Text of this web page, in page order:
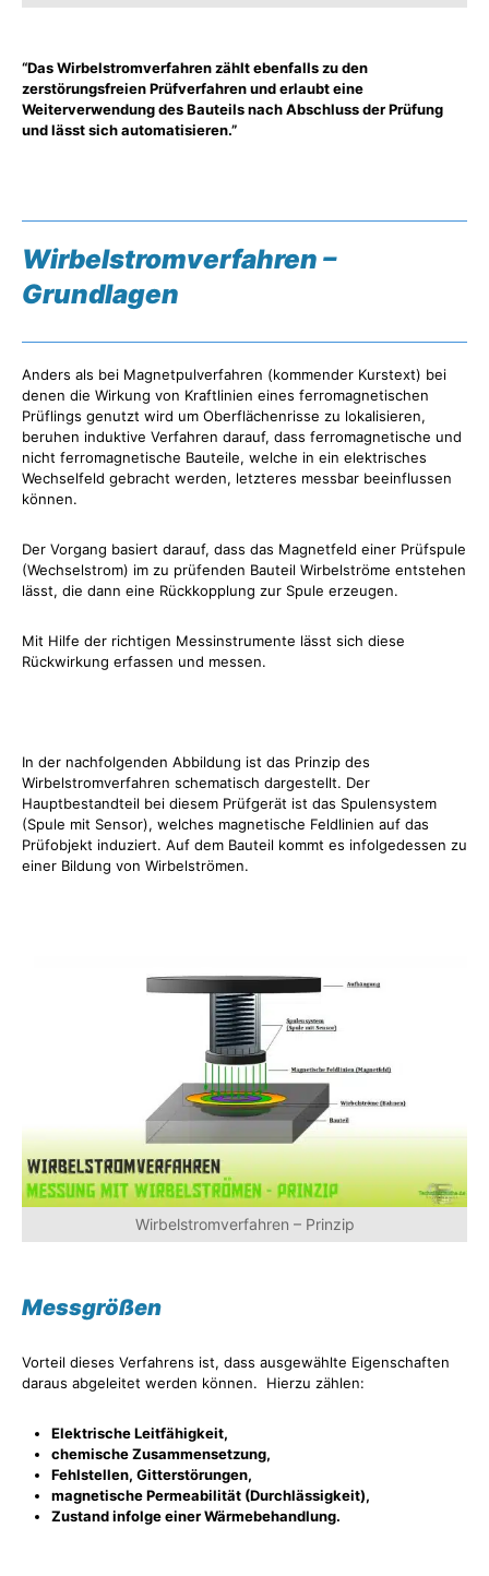
“Das Wirbelstromverfahren zählt ebenfalls zu den
zerstörungsfreien Prüfverfahren und erlaubt eine
Weiterverwendung des Bauteils nach Abschluss der Prüfung
und lässt sich automatisieren.”
Wirbelstromverfahren –
Grundlagen
Anders als bei Magnetpulverfahren (kommender Kurstext) bei
denen die Wirkung von Kraftlinien eines ferromagnetischen
Prüflings genutzt wird um Oberflächenrisse zu lokalisieren,
beruhen induktive Verfahren darauf, dass ferromagnetische und
nicht ferromagnetische Bauteile, welche in ein elektrisches
Wechselfeld gebracht werden, letzteres messbar beeinflussen
können.
Der Vorgang basiert darauf, dass das Magnetfeld einer Prüfspule
(Wechselstrom) im zu prüfenden Bauteil Wirbelströme entstehen
lässt, die dann eine Rückkopplung zur Spule erzeugen.
Mit Hilfe der richtigen Messinstrumente lässt sich diese
Rückwirkung erfassen und messen.
In der nachfolgenden Abbildung ist das Prinzip des
Wirbelstromverfahren schematisch dargestellt. Der
Hauptbestandteil bei diesem Prüfgerät ist das Spulensystem
(Spule mit Sensor), welches magnetische Feldlinien auf das
Prüfobjekt induziert. Auf dem Bauteil kommt es infolgedessen zu
einer Bildung von Wirbelströmen.
Wirbelstromverfahren – Prinzip
Messgrößen
Vorteil dieses Verfahrens ist, dass ausgewählte Eigenschaften
daraus abgeleitet werden können. Hierzu zählen:
Elektrische Leitfähigkeit,
chemische Zusammensetzung,
Fehlstellen, Gitterstörungen,
magnetische Permeabilität (Durchlässigkeit),
Zustand infolge einer Wärmebehandlung.